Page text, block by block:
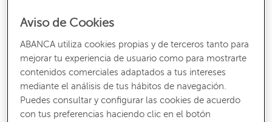
precio asequible y de modo que ambos salgan
clave en aplicaciones de compra-venta, comoWallapop
o Vinted, o aplicaciones contra el desperdicio, comoToo
Aviso de Cookies
ABANCA utiliza cookies propias y de terceros tanto para
mejorar tu experiencia de usuario como para mostrarte
contenidos comerciales adaptados a tus intereses
mediante el análisis de tus hábitos de navegación.
Puedes consultar y configurar las cookies de acuerdo
con tus preferencias haciendo clic en el botón